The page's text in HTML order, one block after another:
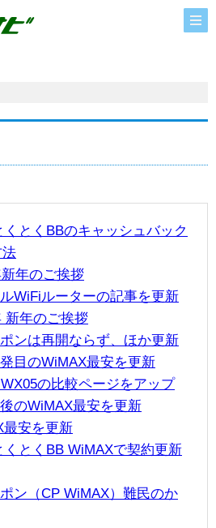
くとくBBのキャッシュバック
年のご挨拶
WiFiルーターの記事を更新
新年のご挨拶
ンは再開ならず、ほか更新
目のWiMAX最安を更新
の比較ページをアップ
のWiMAX最安を更新
最安を更新
くとくBB WiMAXで契約更新
ン（CP WiMAX）難民のか